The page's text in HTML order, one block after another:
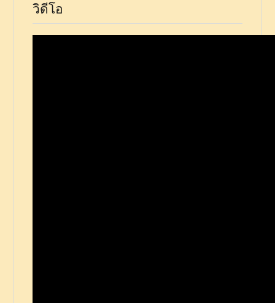
วิดีโอ